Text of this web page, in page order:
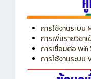
การใช้งานระบบ
การเพิ่มรายวิชาเ
การเชื่อมต่อ Wifi
การใช้งานระบบ